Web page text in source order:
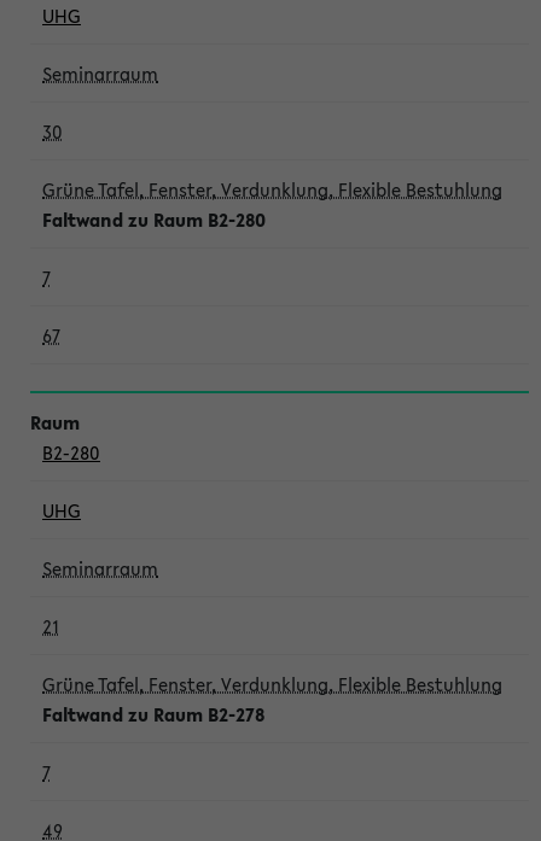
UHG
Seminarraum
30
Grüne Tafel, Fenster, Verdunklung, Flexible Bestuhlung
Faltwand zu Raum B2-280
7
67
B2-280
UHG
Seminarraum
21
Grüne Tafel, Fenster, Verdunklung, Flexible Bestuhlung
Faltwand zu Raum B2-278
7
49